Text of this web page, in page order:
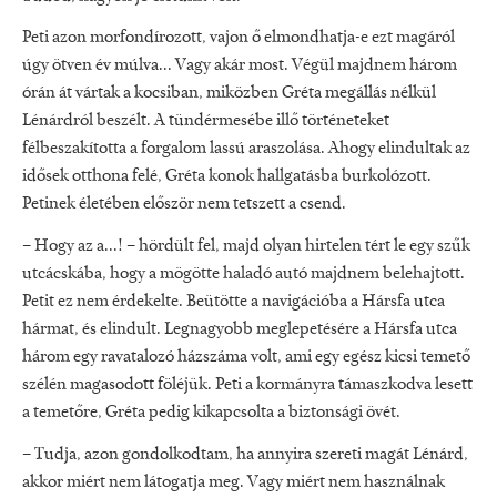
Peti azon morfondírozott, vajon ő elmondhatja-e ezt magáról
úgy ötven év múlva... Vagy akár most. Végül majdnem három
órán át vártak a kocsiban, miközben Gréta megállás nélkül
Lénárdról beszélt. A tündérmesébe illő történeteket
félbeszakította a forgalom lassú araszolása. Ahogy elindultak az
idősek otthona felé, Gréta konok hallgatásba burkolózott.
Petinek életében először nem tetszett a csend.
– Hogy az a...! – hördült fel, majd olyan hirtelen tért le egy szűk
utcácskába, hogy a mögötte haladó autó majdnem belehajtott.
Petit ez nem érdekelte. Beütötte a navigációba a Hársfa utca
hármat, és elindult. Legnagyobb meglepetésére a Hársfa utca
három egy ravatalozó házszáma volt, ami egy egész kicsi temető
szélén magasodott föléjük. Peti a kormányra támaszkodva lesett
a temetőre, Gréta pedig kikapcsolta a biztonsági övét.
– Tudja, azon gondolkodtam, ha annyira szereti magát Lénárd,
akkor miért nem látogatja meg. Vagy miért nem használnak